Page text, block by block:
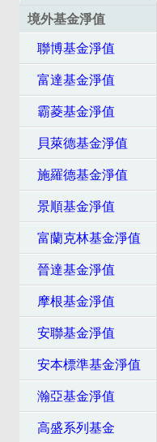
境外基金淨值
聯博基金淨值
富達基金淨值
霸菱基金淨值
貝萊德基金淨值
施羅德基金淨值
景順基金淨值
富蘭克林基金淨值
晉達基金淨值
摩根基金淨值
安聯基金淨值
安本標準基金淨值
瀚亞基金淨值
高盛系列基金